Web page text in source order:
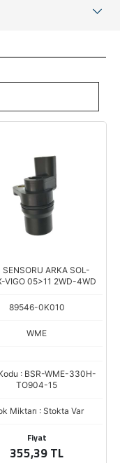
SENSORU ARKA SOL-
VIGO 05>11 2WD-4WD
89546-0K010
WME
: BSR-WME-330H-
TO904-15
Miktarı : Stokta Var
Fiyat
355,39 TL